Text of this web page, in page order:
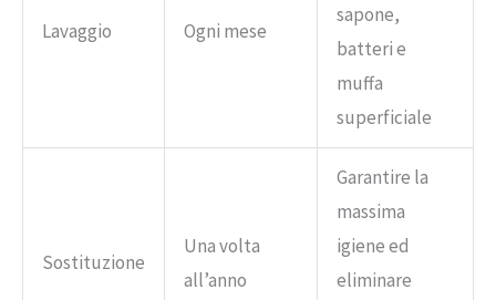
Lavaggio Ogni mese
sapone,
batteri e
muffa
superficiale
Sostituzione
Una volta
all’anno
Garantire la
massima
igiene ed
eliminare